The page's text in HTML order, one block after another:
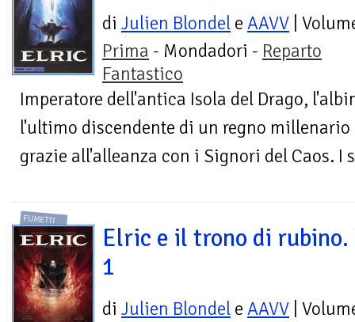
di Julien Blondel e AAVV |
Prima - Mondadori - Reparto
Fantastico
Imperatore dell'antica Isola del Drago,
l'ultimo discendente di un regno millenario
grazie all'alleanza con i Signori del Caos. I
FUMETTI
Elric e il trono di rubino.
1
di Julien Blondel e AAVV |